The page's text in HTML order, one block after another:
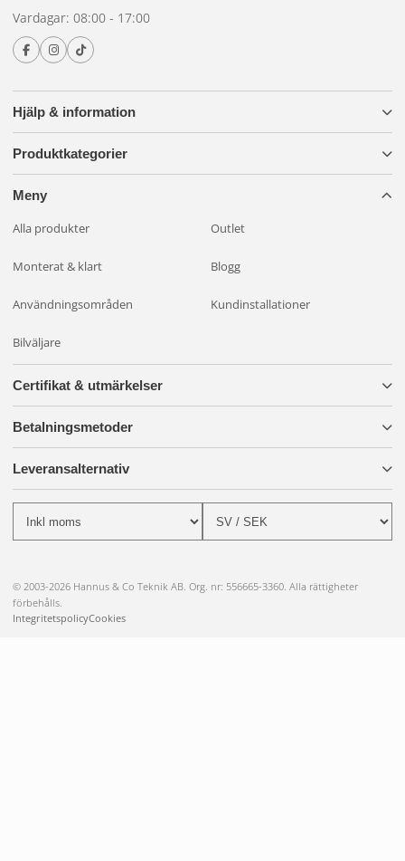
Hjälp & information
Produktkategorier
Meny
Alla produkter Outlet
Monterat & klart Blogg
Användningsområden Kundinstallationer
Bilväljare
Vardagar: 08:00 - 17:00
Certifikat & utmärkelser
Betalningsmetoder
Leveransalternativ
© 2003-2026 Hannus & Co Teknik AB. Org. nr: 556665-3360. Alla rättigheter
förbehålls.
IntegritetspolicyCookies